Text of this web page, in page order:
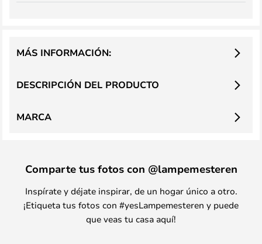
DESCRIPCIÓN DEL PRODUCTO
MÁS INFORMACIÓN:
MARCA
Comparte tus fotos con @lampemesteren
Inspírate y déjate inspirar, de un hogar único a otro.
¡Etiqueta tus fotos con #yesLampemesteren y puede
que veas tu casa aquí!